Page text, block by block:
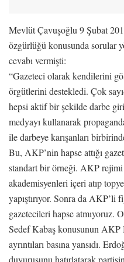
Mevlüt Çavuşoğlu 9 Şubat
özgürlüğü konusunda sorular
cevabı vermişti:
“Gazeteci olarak kendilerini
örgütlerini destekledi. Çok
hepsi aktif bir şekilde darbe
medyayı kullanarak
ile darbeye karışanları
Bu, AKP’nin hapse attığı
standart bir örneği. AKP rejimi
akademisyenleri içeri atıp
yapıştırıyor. Sonra da AKP’li
gazetecileri hapse atmıyoruz.
Sedef Kabaş konusunun AKP
ayrıntıları basına yansıdı.
duyurusunu hatırlatarak